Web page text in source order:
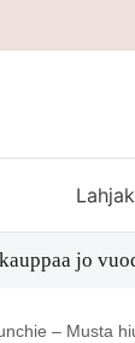
jo
– Musta